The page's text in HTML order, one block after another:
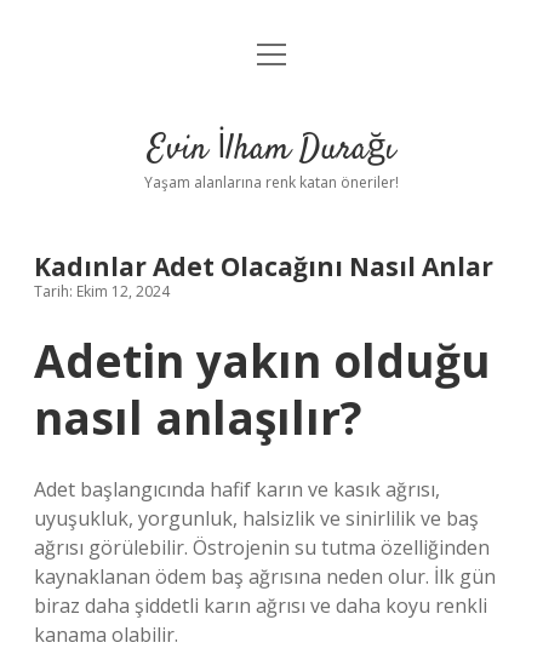
Anasayfa
Yasal Uyarı
menüyü
Evin İlham Durağı
Yaşam alanlarına renk katan öneriler!
Kadınlar Adet Olacağını Nasıl Anlar
Tarih: Ekim 12, 2024
Adetin yakın olduğu
nasıl anlaşılır?
Adet başlangıcında hafif karın ve kasık ağrısı,
uyuşukluk, yorgunluk, halsizlik ve sinirlilik ve baş
ağrısı görülebilir. Östrojenin su tutma özelliğinden
kaynaklanan ödem baş ağrısına neden olur. İlk gün
biraz daha şiddetli karın ağrısı ve daha koyu renkli
kanama olabilir.